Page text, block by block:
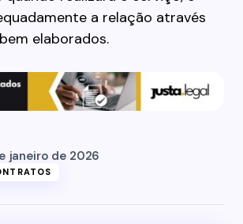
a relação através
elaborados.
janeiro de 2026